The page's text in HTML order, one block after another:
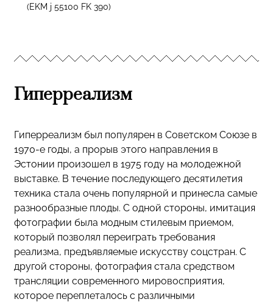
(EKM j 55100 FK 390)
Гиперреализм
Гиперреализм был популярен в Советском Союзе в
1970-е годы, а прорыв этого направления в
Эстонии произошел в 1975 году на молодежной
выставке. В течение последующего десятилетия
техника стала очень популярной и принесла самые
разнообразные плоды. С одной стороны, имитация
фотографии была модным стилевым приемом,
который позволял переиграть требования
реализма, предъявляемые искусству соцстран. С
другой стороны, фотография стала средством
трансляции современного мировосприятия,
которое переплеталось с различными